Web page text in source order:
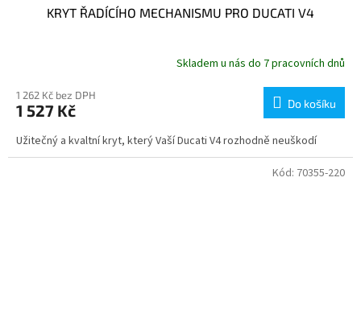
KRYT ŘADÍCÍHO MECHANISMU PRO DUCATI V4
Skladem u nás do 7 pracovních dnů
1 262 Kč bez DPH
1 527 Kč Do košíku
Užitečný a kvaltní kryt, který Vaší Ducati V4 rozhodně neuškodí
Kód: 70355-220